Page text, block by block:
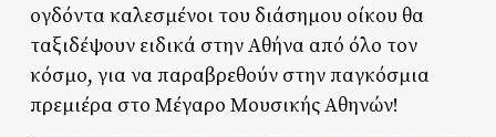
ογδόντα καλεσμένοι του διάσημου οίκου θα
ταξιδέψουν ειδικά στην Αθήνα από όλο τον
κόσμο, για να παραβρεθούν στην παγκόσμια
πρεμιέρα στο Μέγαρο Μουσικής Αθηνών!